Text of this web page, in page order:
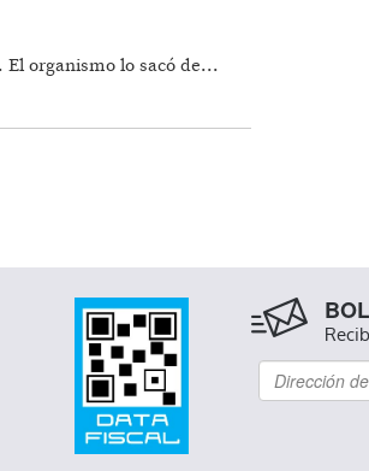
organismo lo sacó de...